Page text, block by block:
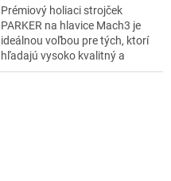
Prémiový holiaci strojček
PARKER na hlavice Mach3 je
ideálnou voľbou pre tých, ktorí
hľadajú vysoko kvalitný a
prestížny cestovný holiaci